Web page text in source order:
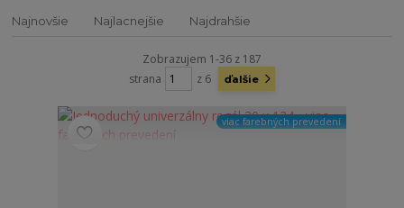
Najnovšie Najlacnejšie Najdrahšie
Zobrazujem 1-36 z 187
strana
z 6 ďalšie
viac farebných prevedení